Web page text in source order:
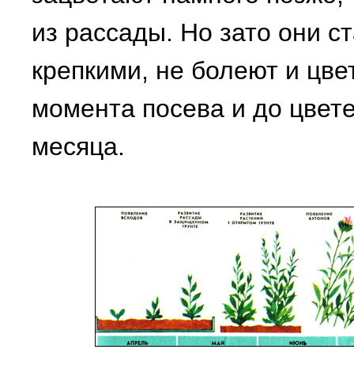
из рассады. Но зато они
крепкими, не болеют и
момента посева и до
месяца.